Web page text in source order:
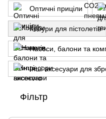
Оптичні приціли
Кобури для пістолетів
Насоси, балони та
Інші аксесуари для
Фільтр